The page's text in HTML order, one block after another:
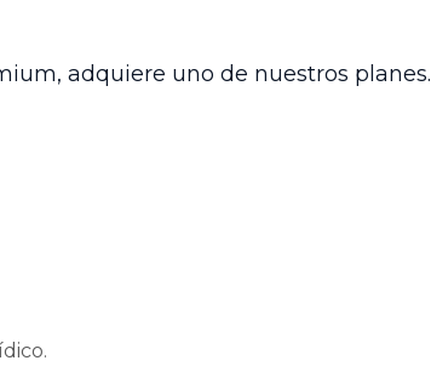
adquiere uno de nuestros planes.